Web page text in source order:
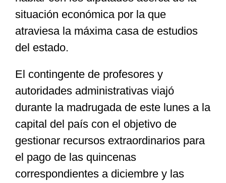
Cultura
situación económica por la que
atraviesa la máxima casa de estudios
del estado.
El contingente de profesores y
autoridades administrativas viajó
durante la madrugada de este lunes a la
capital del país con el objetivo de
gestionar recursos extraordinarios para
el pago de las quincenas
correspondientes a diciembre y las